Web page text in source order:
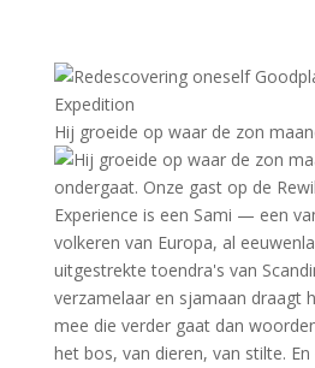
Hij groeide op waar de zon